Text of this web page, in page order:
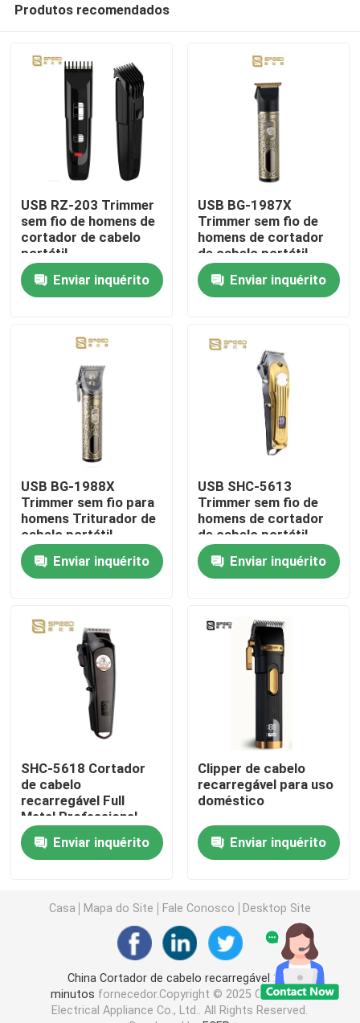
Casa
Quem Somos
Contatos
Produtos
Show de RV
Cortador de cabelo profissional
Cortador de cabelo recarregável
Cortador de cabelo de barbeiro
Trimmer de cabelo à prova d'água
Kit de cuidados com o cabelo
Cortador de cabelo de baixo ruído
Micro aparelho de corte de cabelo
Trimmer de cabelo para homens
Cortador de cabelo comercial
Cortador de cabelo portátil
Produtos recomendados
USB RZ-203 Trimmer
sem fio de homens de
cortador de cabelo
portátil
Enviar inquérito
USB BG-1987X
Trimmer sem fio de
homens de cortador
de cabelo portátil
Enviar inquérito
USB BG-1988X
Trimmer sem fio para
homens Triturador de
cabelo portátil
Enviar inquérito
USB SHC-5613
Trimmer sem fio de
homens de cortador
de cabelo portátil
Enviar inquérito
SHC-5618 Cortador
de cabelo
recarregável Full
Metal Professional
Bateria de lítio
2200mAhEnviar inquérito
Clipper de cabelo
recarregável para uso
doméstico
Enviar inquérito
Casa Mapa do Site Fale Conosco Desktop Site
China Cortador de cabelo recarregável 210
minutos fornecedor.Copyright © 2025 Cixi Speed
Electrical Appliance Co., Ltd.. All Rights Reserved.